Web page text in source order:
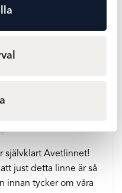
Anita – stöd
självklart Avetlinnet!
just detta linne är så
innan tycker om våra